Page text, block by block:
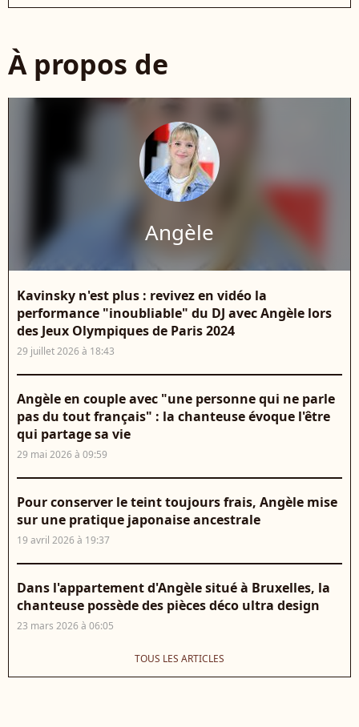
À propos de
Angèle
Kavinsky n'est plus : revivez en vidéo la
performance "inoubliable" du DJ avec Angèle lors
des Jeux Olympiques de Paris 2024
29 juillet 2026 à 18:43
Angèle en couple avec "une personne qui ne parle
pas du tout français" : la chanteuse évoque l'être
qui partage sa vie
29 mai 2026 à 09:59
Pour conserver le teint toujours frais, Angèle mise
sur une pratique japonaise ancestrale
19 avril 2026 à 19:37
Dans l'appartement d'Angèle situé à Bruxelles, la
chanteuse possède des pièces déco ultra design
23 mars 2026 à 06:05
TOUS LES ARTICLES